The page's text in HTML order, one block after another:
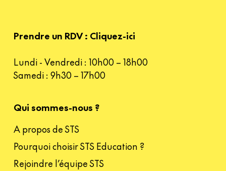
Prendre un RDV : Cliquez-ici
Lundi - Vendredi : 10h00 – 18h00
Samedi : 9h30 – 17h00
Qui sommes-nous ?
A propos de STS
Pourquoi choisir STS Education ?
Rejoindre l’équipe STS